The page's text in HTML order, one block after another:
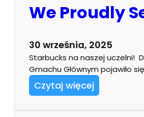
We Proudly
30 września, 2025
Starbucks na naszej uczelni!
Gmachu Głównym pojawiło
Czytaj więcej